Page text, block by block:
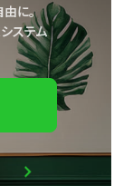
に。
ステム